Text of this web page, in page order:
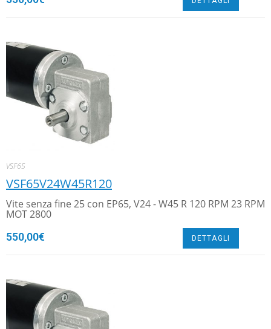
VSF65
VSF65V24W45R120
Vite senza fine 25 con EP65, V24 - W45 R 120 RPM 23 RPM
MOT 2800
550,00€ DETTAGLI